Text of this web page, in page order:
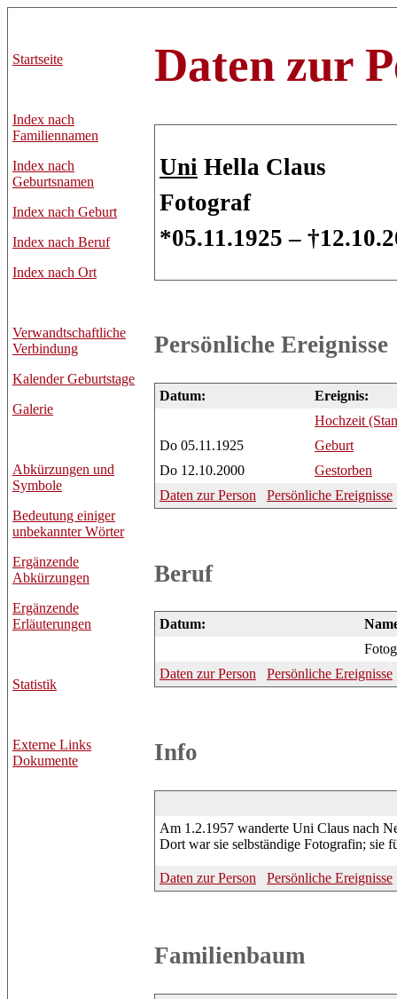
Startseite
Index nach
Familiennamen
Index nach
Geburtsnamen
Index nach Geburt
Index nach Beruf
Index nach Ort
Verwandtschaftliche
Verbindung
Kalender Geburtstage
Galerie
Abkürzungen und
Symbole
Bedeutung einiger
unbekannter Wörter
Ergänzende
Abkürzungen
Ergänzende
Erläuterungen
Statistik
Externe Links
Dokumente
Daten zur
Uni Hella Claus
Fotograf
*05.11.1925 –
Persönliche Ereignisse
Datum:
Ereignis:
Hochzeit
Do 05.11.1925
Geburt
Do 12.10.2000
Gestorben
Daten zur Person
Persönliche Ereignisse
Beruf
Datum:
Daten zur Person
Persönliche Ereignisse
Info
Am 1.2.1957 wanderte Uni Claus nach
Dort war sie selbständige Fotografin; sie
Daten zur Person Persönliche Ereignisse
Familienbaum